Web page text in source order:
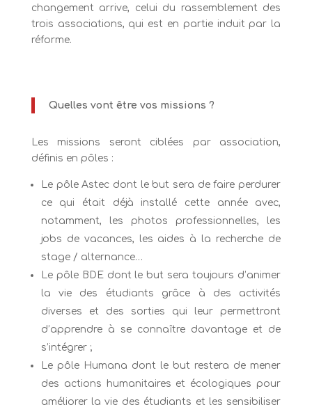
changement arrive, celui du rassemblement des
trois associations, qui est en partie induit par la
réforme.
Quelles vont être vos missions ?
Les missions seront ciblées par association,
définis en pôles :
Le pôle Astec dont le but sera de faire perdurer
ce qui était déjà installé cette année avec,
notamment, les photos professionnelles, les
jobs de vacances, les aides à la recherche de
stage / alternance…
Le pôle BDE dont le but sera toujours d’animer
la vie des étudiants grâce à des activités
diverses et des sorties qui leur permettront
d’apprendre à se connaître davantage et de
s’intégrer ;
Le pôle Humana dont le but restera de mener
des actions humanitaires et écologiques pour
améliorer la vie des étudiants et les sensibiliser